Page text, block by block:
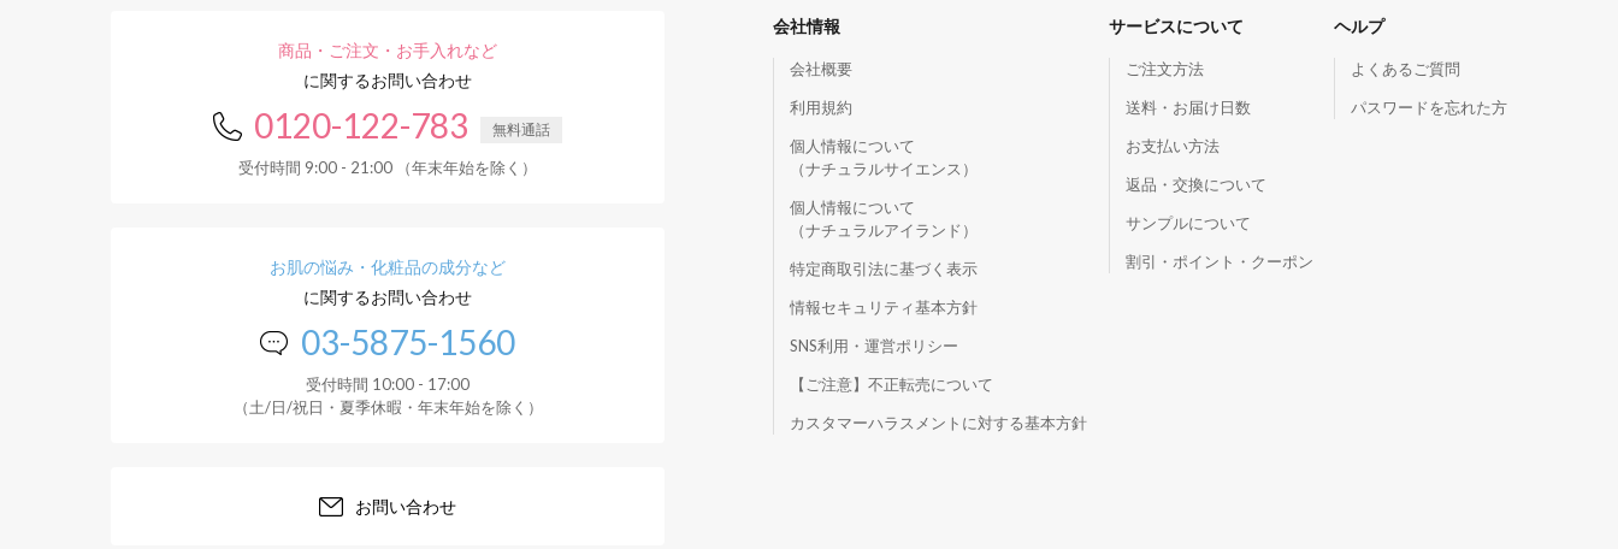
商品・ご注文・お手入れなど
に関するお問い合わせ
0120-122-783 無料通話
受付時間 9:00 - 21:00 （年末年始を除く）
お肌の悩み・化粧品の成分など
に関するお問い合わせ
03-5875-1560
受付時間 10:00 - 17:00
（土/日/祝日・夏季休暇・年末年始を除く）
お問い合わせ
会社情報
会社概要
利用規約
個人情報について
（ナチュラルサイエンス）
個人情報について
（ナチュラルアイランド）
特定商取引法に基づく表示
情報セキュリティ基本方針
SNS利用・運営ポリシー
【ご注意】不正転売について
カスタマーハラスメントに対する基本方針
サービスについて
ご注文方法
送料・お届け日数
お支払い方法
返品・交換について
サンプルについて
割引・ポイント・クーポン
ヘルプ
よくあるご質問
パスワードを忘れた方